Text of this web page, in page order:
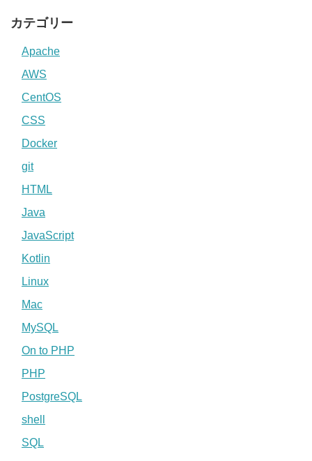
カテゴリー
Apache
AWS
CentOS
CSS
Docker
git
HTML
Java
JavaScript
Kotlin
Linux
Mac
MySQL
On to PHP
PHP
PostgreSQL
shell
SQL